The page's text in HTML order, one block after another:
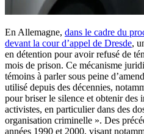
En Allemagne, dans le cadre du
devant la cour d’appel de Dresde,
en détention pour avoir refusé de
mois de prison. Ce mécanisme
témoins à parler sous peine
utilisé depuis des décennies,
pour briser le silence et obtenir des
activistes, en particulier dans des
organisation criminelle ». Des
années 1990 et 2000, visant